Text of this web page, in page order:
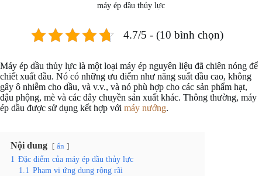
máy ép dầu thủy lực
4.7/5 - (10 bình chọn)
Máy ép dầu thủy lực là một loại máy ép nguyên liệu đã chiên nóng để
chiết xuất dầu. Nó có những ưu điểm như năng suất dầu cao, không
gây ô nhiễm cho dầu, và v.v., và nó phù hợp cho các sản phẩm hạt,
đậu phộng, mè và các dây chuyền sản xuất khác. Thông thường, máy
ép dầu được sử dụng kết hợp với máy nướng.
Nội dung ẩn
1 Đặc điểm của máy ép dầu thủy lực
1.1 Phạm vi ứng dụng rộng rãi